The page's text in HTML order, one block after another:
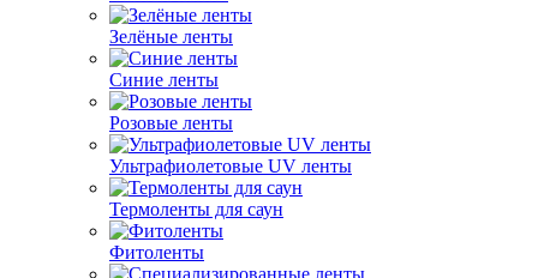
Зелёные ленты
Синие ленты
Розовые ленты
Ультрафиолетовые UV ленты
Термоленты для саун
Фитоленты